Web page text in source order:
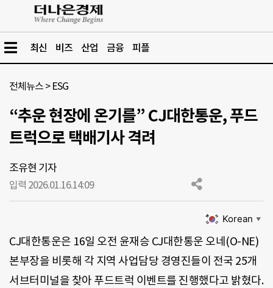
최신 비즈 산업 금융 피플
전체뉴스 > ESG
“추운 현장에 온기를” CJ대한통운, 푸드
트럭으로 택배기사 격려
조유현 기자
입력 2026.01.16.14:09
Korean ▼
CJ대한통운은 16일 오전 윤재승 CJ대한통운 오네(O-NE)
본부장을 비롯해 각 지역 사업담당 경영진들이 전국 25개
서브터미널을 찾아 푸드트럭 이벤트를 진행했다고 밝혔다.